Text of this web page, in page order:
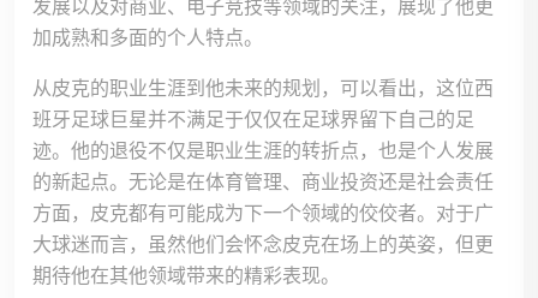
发展以及对商业、电子竞技等领域的关注，展现了他更
加成熟和多面的个人特点。
从皮克的职业生涯到他未来的规划，可以看出，这位西
班牙足球巨星并不满足于仅仅在足球界留下自己的足
迹。他的退役不仅是职业生涯的转折点，也是个人发展
的新起点。无论是在体育管理、商业投资还是社会责任
方面，皮克都有可能成为下一个领域的佼佼者。对于广
大球迷而言，虽然他们会怀念皮克在场上的英姿，但更
期待他在其他领域带来的精彩表现。